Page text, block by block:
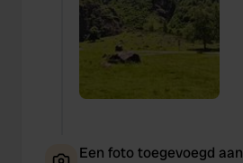
Een foto toegevoegd aan